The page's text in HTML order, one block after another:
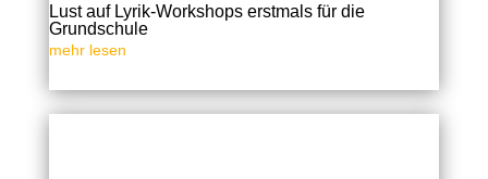
Lust auf Lyrik-Workshops erstmals für die
Grundschule
mehr lesen